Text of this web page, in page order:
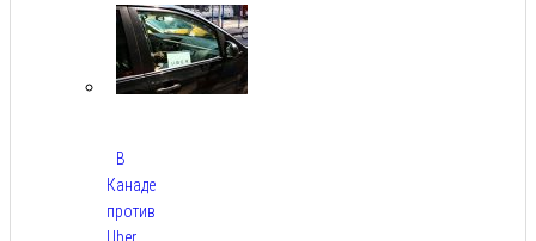
В
Канаде
против
Uber